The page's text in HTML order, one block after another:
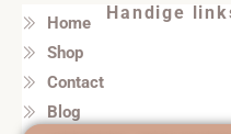
Handige
Home
Shop
Contact
Blog